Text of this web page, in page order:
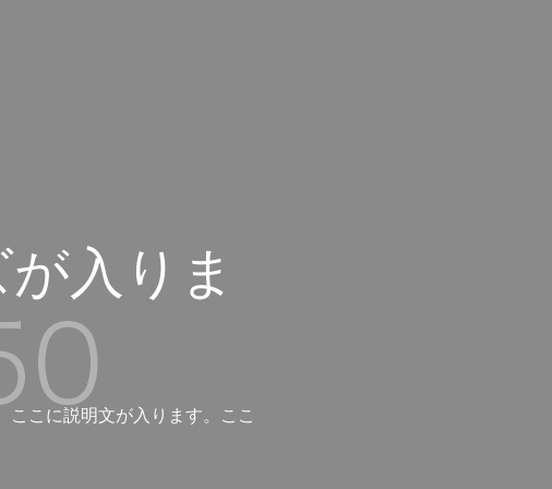
入りま
こに説明文が入ります。ここ